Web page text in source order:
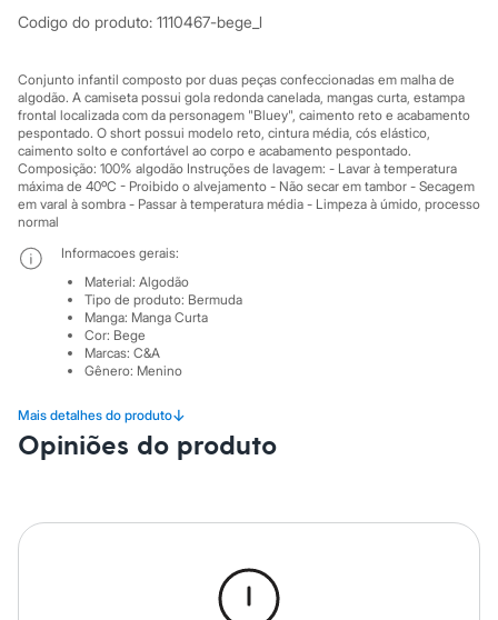
Rasteirinhas
Tênis
Marcas
City
Clock House
Mindset
Sawary
Yessica
Moda esportiva
Acessórios
Blusas
Calçados
Leggings
Shorts e Bermudas
Moda íntima
Cintas e Modeladores
Meias
Pijamas
Sutiãs e Tops
Maiôs
Saídas de praia
Codigo do produto: 1110467-bege_l
Conjunto infantil composto por duas peças confeccionadas em malha de
algodão. A camiseta possui gola redonda canelada, mangas curta, estampa
frontal localizada com da personagem "Bluey", caimento reto e acabamento
pespontado. O short possui modelo reto, cintura média, cós elástico,
caimento solto e confortável ao corpo e acabamento pespontado.
Composição: 100% algodão Instruções de lavagem: - Lavar à temperatura
máxima de 40ºC - Proibido o alvejamento - Não secar em tambor - Secagem
em varal à sombra - Passar à temperatura média - Limpeza à úmido, processo
normal
Mais detalhes do produto↓
Informacoes gerais:
Material: Algodão
Tipo de produto: Bermuda
Manga: Manga Curta
Cor: Bege
Marcas: C&A
Gênero: Menino
Opiniões do produto